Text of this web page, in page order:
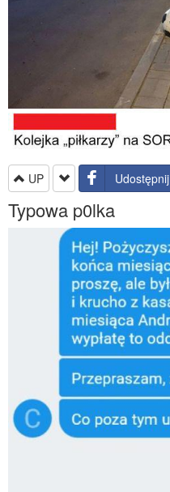
UP Udostępnij
Typowa p0lka